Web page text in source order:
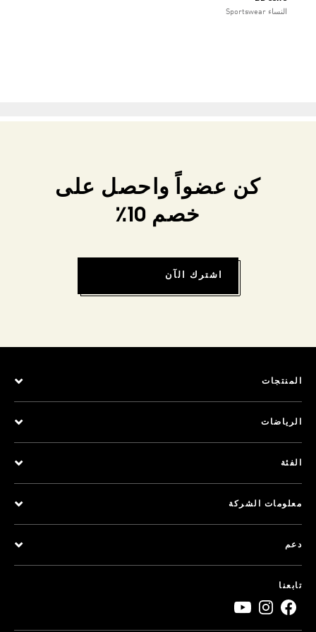
النساء Sportswear
كن عضواً واحصل على
خصم 10٪
اشترك الآن
المنتجات
الرياضات
الفئة
معلومات الشركة
دعم
تابعنا